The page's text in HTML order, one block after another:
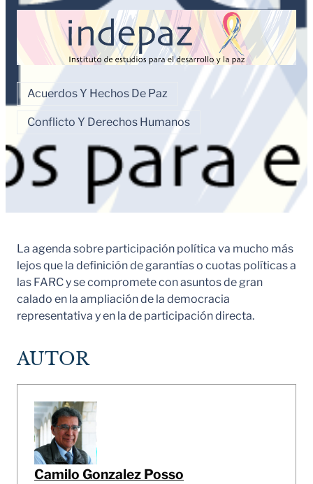
Acuerdos Y Hechos De Paz
Conflicto Y Derechos Humanos
La agenda sobre participación política va mucho más
lejos que la definición de garantías o cuotas políticas a
las FARC y se compromete con asuntos de gran
calado en la ampliación de la democracia
representativa y en la de participación directa.
AUTOR
Camilo Gonzalez Posso